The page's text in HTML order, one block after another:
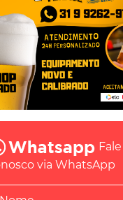
Fale
via WhatsApp